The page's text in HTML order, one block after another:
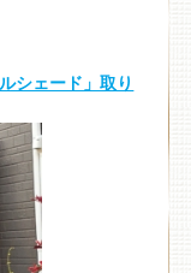
シェード」取り